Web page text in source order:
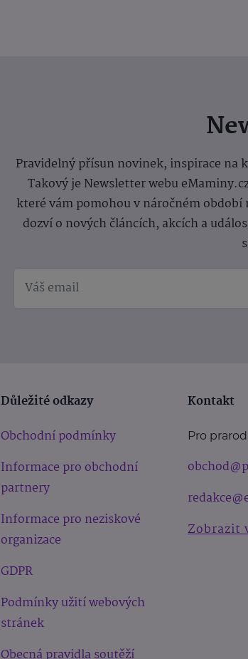
Pravidelný přísun novinek, inspirace na
Takový je Newsletter webu
které vám pomohou v náročném
dozví o nových článcích, akcích a
Důležité odkazy
Obchodní podmínky
Informace pro obchodní
partnery
Informace pro neziskové
organizace
GDPR
Podmínky užití webových
stránek
Obecná pravidla soutěží
Kontakt
Pro
Zobrazit